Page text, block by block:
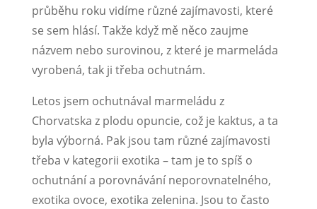
průběhu roku vidíme různé zajímavosti, které
se sem hlásí. Takže když mě něco zaujme
názvem nebo surovinou, z které je marmeláda
vyrobená, tak ji třeba ochutnám.
Letos jsem ochutnával marmeládu z
Chorvatska z plodu opuncie, což je kaktus, a ta
byla výborná. Pak jsou tam různé zajímavosti
třeba v kategorii exotika – tam je to spíš o
ochutnání a porovnávání neporovnatelného,
exotika ovoce, exotika zelenina. Jsou to často